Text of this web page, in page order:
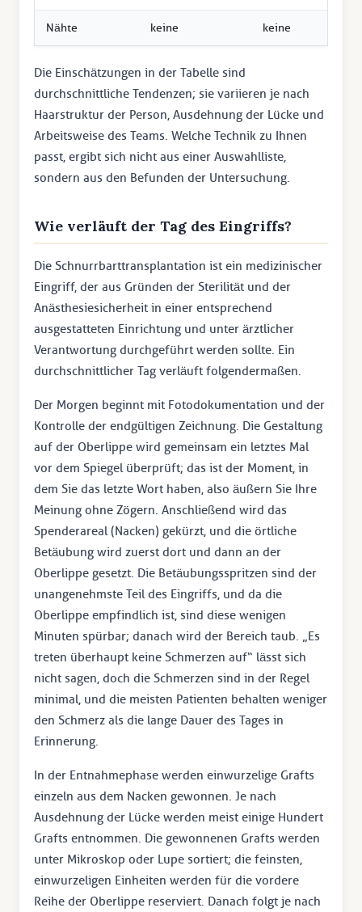
Nähte keine keine
Die Einschätzungen in der Tabelle sind
durchschnittliche Tendenzen; sie variieren je nach
Haarstruktur der Person, Ausdehnung der Lücke und
Arbeitsweise des Teams. Welche Technik zu Ihnen
passt, ergibt sich nicht aus einer Auswahlliste,
sondern aus den Befunden der Untersuchung.
Wie verläuft der Tag des Eingriffs?
Die Schnurrbarttransplantation ist ein medizinischer
Eingriff, der aus Gründen der Sterilität und der
Anästhesiesicherheit in einer entsprechend
ausgestatteten Einrichtung und unter ärztlicher
Verantwortung durchgeführt werden sollte. Ein
durchschnittlicher Tag verläuft folgendermaßen.
Der Morgen beginnt mit Fotodokumentation und der
Kontrolle der endgültigen Zeichnung. Die Gestaltung
auf der Oberlippe wird gemeinsam ein letztes Mal
vor dem Spiegel überprüft; das ist der Moment, in
dem Sie das letzte Wort haben, also äußern Sie Ihre
Meinung ohne Zögern. Anschließend wird das
Spenderareal (Nacken) gekürzt, und die örtliche
Betäubung wird zuerst dort und dann an der
Oberlippe gesetzt. Die Betäubungsspritzen sind der
unangenehmste Teil des Eingriffs, und da die
Oberlippe empfindlich ist, sind diese wenigen
Minuten spürbar; danach wird der Bereich taub. „Es
treten überhaupt keine Schmerzen auf“ lässt sich
nicht sagen, doch die Schmerzen sind in der Regel
minimal, und die meisten Patienten behalten weniger
den Schmerz als die lange Dauer des Tages in
Erinnerung.
In der Entnahmephase werden einwurzelige Grafts
einzeln aus dem Nacken gewonnen. Je nach
Ausdehnung der Lücke werden meist einige Hundert
Grafts entnommen. Die gewonnenen Grafts werden
unter Mikroskop oder Lupe sortiert; die feinsten,
einwurzeligen Einheiten werden für die vordere
Reihe der Oberlippe reserviert. Danach folgt je nach